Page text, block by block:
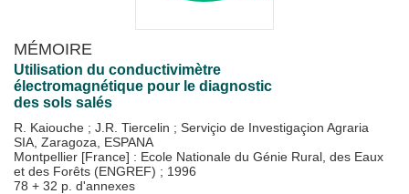
MÉMOIRE
Utilisation du conductivimètre
électromagnétique pour le diagnostic
des sols salés
R. Kaiouche ; J.R. Tiercelin ; Serviçio de Investigaçion Agraria
SIA, Zaragoza, ESPANA
Montpellier [France] : Ecole Nationale du Génie Rural, des Eaux
et des Forêts (ENGREF) ; 1996
78 + 32 p. d'annexes